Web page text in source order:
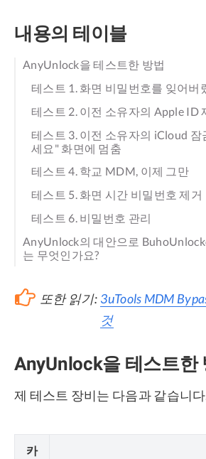
내용의 테이블
AnyUnlock을 테스트한 방법
테스트 1. 화면 비밀번호를 잊어버
테스트 2. 이전 소유자의 Apple ID
테스트 3. 이전 소유자의 iCloud
세요" 화면에 멈춤
테스트 4. 학교 MDM, 이제 그만
테스트 5. 화면 시간 비밀번호 제거
테스트 6. 비밀번호 관리
AnyUnlock의 대안으로
는 무엇인가요?
또한 읽기: 3uTools MDM
것
AnyUnlock을 테스트한
제 테스트 장비는 다음과 같습니
카